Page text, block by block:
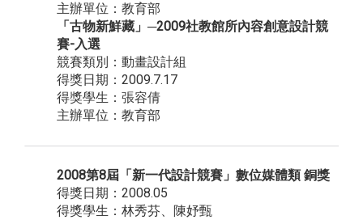
主辦單位：教育部
「古物新鮮藏」─2009社教館所內容創意設計競
賽-入選
競賽類別：動畫設計組
得獎日期：2009.7.17
得獎學生：張容倩
主辦單位：教育部
2008第8屆「新一代設計競賽」數位媒體類 銅獎
得獎日期：2008.05
得獎學生：林秀芬、陳妤甄